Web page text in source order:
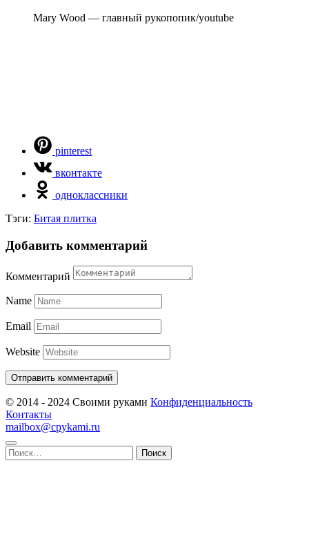
Mary Wood — главный рукопопик/youtube
pinterest
вконтакте
одноклассники
Тэги: Битая плитка
Добавить комментарий
Комментарий
Name
Email
Website
© 2014 - 2024 Своими руками Конфиденциальность
Контакты
mailbox@cpykami.ru
Найти: